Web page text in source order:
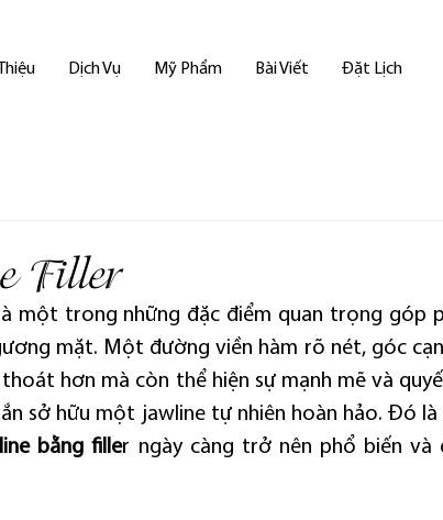
Dịch Vụ Mỹ Phẩm Bài Viết Đặt Lịch
Filler
một trong những đặc điểm quan trọng góp
mặt. Một đường viền hàm rõ nét, góc
hơn mà còn thể hiện sự mạnh mẽ và
sở hữu một jawline tự nhiên hoàn hảo. Đó
bằng filler ngày càng trở nên phổ biến và